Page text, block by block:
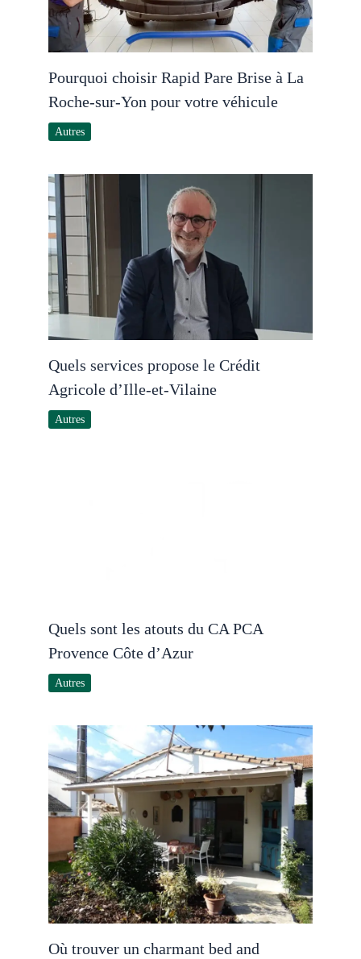
Pourquoi choisir Rapid Pare Brise à La
Roche-sur-Yon pour votre véhicule
Autres
Quels services propose le Crédit
Agricole d’Ille-et-Vilaine
Autres
Quels sont les atouts du CA PCA
Provence Côte d’Azur
Autres
Où trouver un charmant bed and